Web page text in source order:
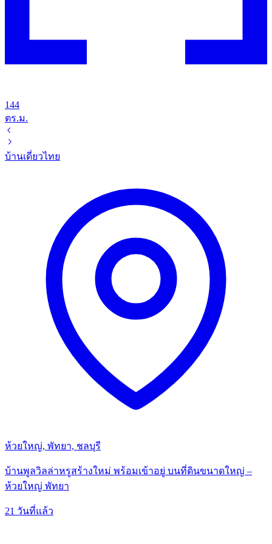
144
ตร.ม.
บ้านเดี่ยวไทย
ห้วยใหญ่, พัทยา, ชลบุรี
บ้านพูลวิลล่าหรูสร้างใหม่ พร้อมเข้าอยู่ บนที่ดินขนาดใหญ่ –
ห้วยใหญ่ พัทยา
21 วันที่แล้ว